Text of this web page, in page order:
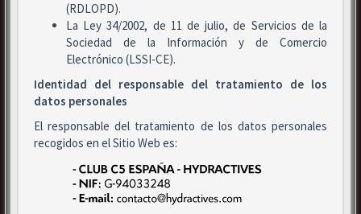
(RDLOPD).
La Ley 34/2002, de 11 de julio, de Servicios de la
Sociedad de la Información y de Comercio
Electrónico (LSSI-CE).
Identidad del responsable del tratamiento de los
datos personales
El responsable del tratamiento de los datos personales
recogidos en el Sitio Web es: